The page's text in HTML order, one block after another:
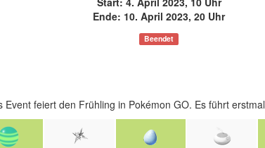
Ende: 10. April 2023, 20 Uhr
Beendet
Event feiert den Frühling in Pokémon GO. Es führt